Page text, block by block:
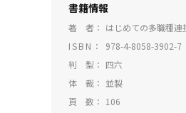
書籍情報
著 者
はじめての多職種
ISBN
978-4-8058-3902-7
判 型
四六
体 裁
並製
頁 数
106